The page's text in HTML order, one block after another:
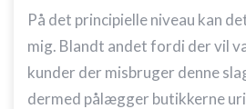
På det principielle niveau kan
mig. Blandt andet fordi der vil
kunder der misbruger denne
dermed pålægger butikkerne